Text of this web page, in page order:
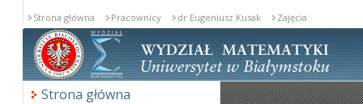
Strona główna Pracownicy dr Eugeniusz Kusak Zajęcia
Strona główna